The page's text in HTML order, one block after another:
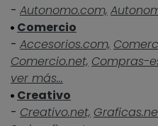
- Autonomo.com,
Comercio
- Accesorios.com,
Comercio.net, Compras-
ver más...
Creativo
- Creativo.net,